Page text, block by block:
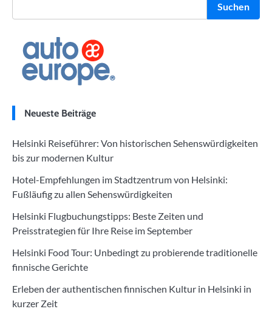
Suchen
Neueste Beiträge
Helsinki Reiseführer: Von historischen Sehenswürdigkeiten
bis zur modernen Kultur
Hotel-Empfehlungen im Stadtzentrum von Helsinki:
Fußläufig zu allen Sehenswürdigkeiten
Helsinki Flugbuchungstipps: Beste Zeiten und
Preisstrategien für Ihre Reise im September
Helsinki Food Tour: Unbedingt zu probierende traditionelle
finnische Gerichte
Erleben der authentischen finnischen Kultur in Helsinki in
kurzer Zeit